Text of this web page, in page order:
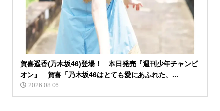
賀喜遥香(乃木坂46)登場！ 本日発売『週刊少年チャンピ
オン』 賀喜「乃木坂46はとても愛にあふれた、...
2026.08.06